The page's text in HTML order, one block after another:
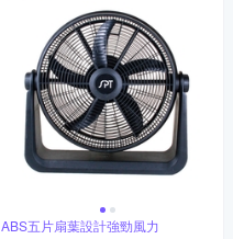
ABS五片扇葉設計強勁風力